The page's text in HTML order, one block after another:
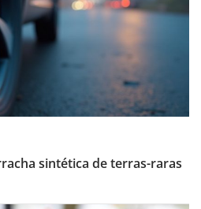
sintética de terras-raras